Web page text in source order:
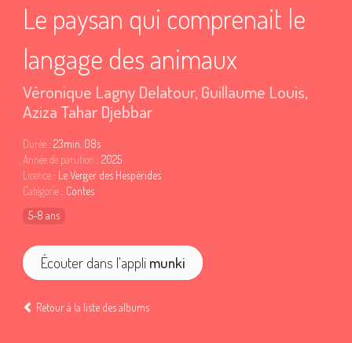
Le paysan qui comprenait le
langage des animaux
Véronique Lagny Delatour, Guillaume Louis,
Aziza Tahar Djebbar
Durée : 23min. 08s
Année de parution : 2025
Licence : Le Verger des Hespérides
Catégorie : Contes
5-8 ans
Écouter dans l'appli munki
Retour à la liste des albums